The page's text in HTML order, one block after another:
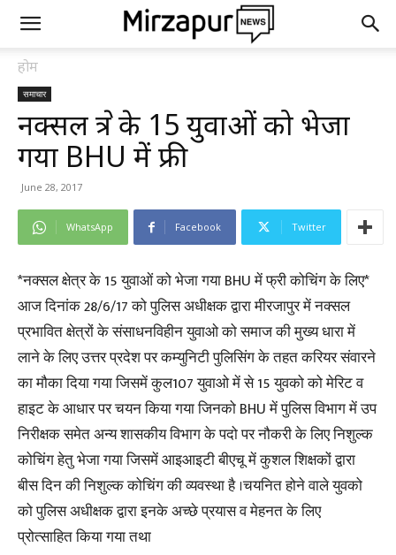
होम
समाचार
नक्सल क्षेत्र के 15 युवाओं को भेजा
गया BHU में फ्री
June 28, 2017
WhatsApp Facebook Twitter
*नक्सल क्षेत्र के 15 युवाओं को भेजा गया BHU में फ्री कोचिंग के लिए*
आज दिनांक 28/6/17 को पुलिस अधीक्षक द्वारा मीरजापुर में नक्सल
प्रभावित क्षेत्रों के संसाधनविहीन युवाओ को समाज की मुख्य धारा में
लाने के लिए उत्तर प्रदेश पर कम्युनिटी पुलिसिंग के तहत करियर संवारने
का मौका दिया गया जिसमें कुल107 युवाओ में से 15 युवको को मेरिट व
हाइट के आधार पर चयन किया गया जिनको BHU में पुलिस विभाग में उप
निरीक्षक समेत अन्य शासकीय विभाग के पदो पर नौकरी के लिए निशुल्क
कोचिंग हेतु भेजा गया जिसमें आइआइटी बीएचू में कुशल शिक्षकों द्वारा
बीस दिन की निशुल्क कोचिंग की व्यवस्था है ।चयनित होने वाले युवको
को पुलिस अधीक्षक द्वारा इनके अच्छे प्रयास व मेहनत के लिए
प्रोत्साहित किया गया तथा